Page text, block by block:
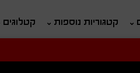
קטגוריות נוספות קטלוגים